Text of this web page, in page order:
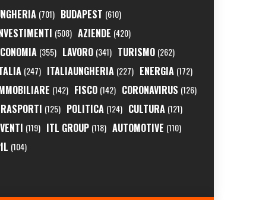
(701) BUDAPEST (610)
(508) AZIENDE (420)
(355) LAVORO (341) TURISMO (262)
(247) ITALIAUNGHERIA (227) ENERGIA (172)
(142) FISCO (142) CORONAVIRUS (126)
(125) POLITICA (124) CULTURA (121)
(119) ITL GROUP (118) AUTOMOTIVE (110)
(104)